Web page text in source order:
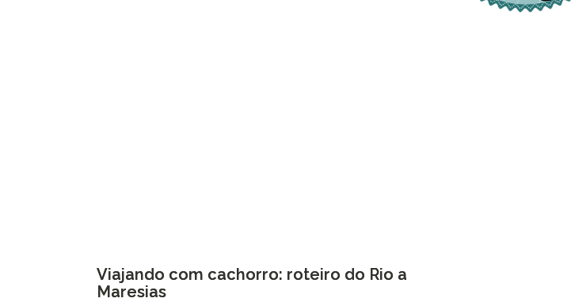
Viajando com cachorro: roteiro do Rio a
Maresias